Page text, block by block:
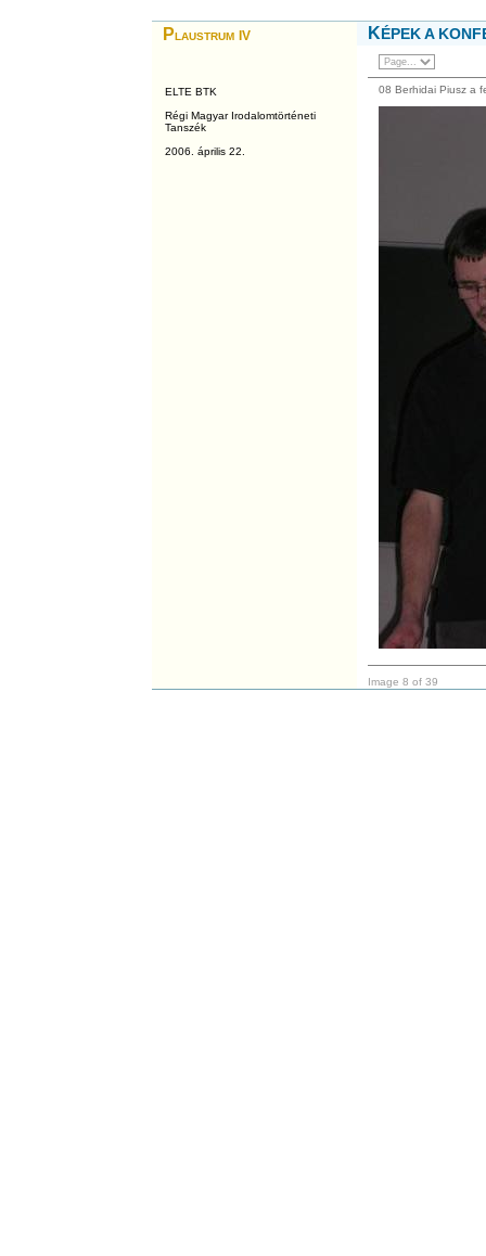
Plaustrum IV KÉPEK A
ELTE BTK
Régi Magyar Irodalomtörténeti
Tanszék
2006. április 22.
08 Berhidai Piusz a
Image 8 of 39